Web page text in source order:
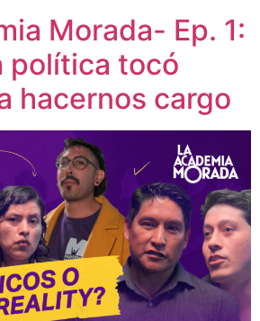
Morada- Ep. 1:
política tocó
hacernos cargo